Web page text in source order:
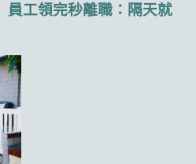
工領完秒離職：隔天就